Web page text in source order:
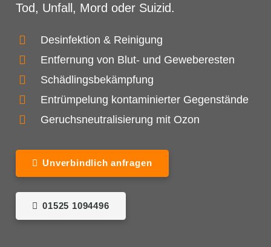
Tod, Unfall, Mord oder Suizid.
Desinfektion & Reinigung
Entfernung von Blut- und Geweberesten
Schädlingsbekämpfung
Entrümpelung kontaminierter Gegenstände
Geruchsneutralisierung mit Ozon
Unverbindlich anfragen
01525 1094496